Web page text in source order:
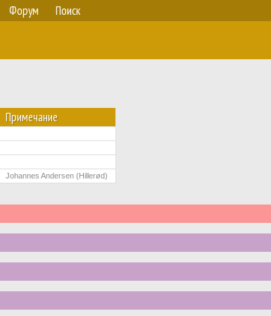
Форум Поиск
Примечание
Johannes Andersen (Hillerød)